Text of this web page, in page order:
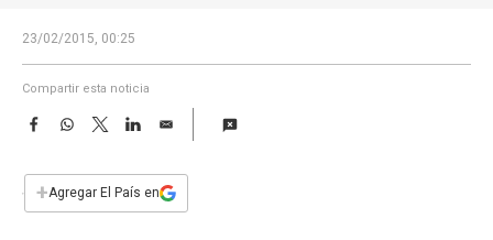
a
23/02/2015, 00:25
Compartir esta noticia
F
e
b
W
s
T
w
t
L
E
i
l
+Agregar El País en